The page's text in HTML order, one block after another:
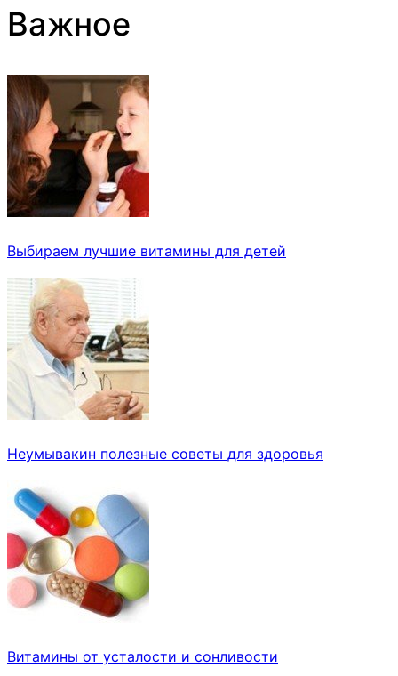
Важное
Выбираем лучшие витамины для детей
Неумывакин полезные советы для здоровья
Витамины от усталости и сонливости